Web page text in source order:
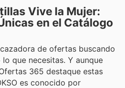
Vive la Mujer:
en el Catálogo
de ofertas buscando
que necesitas. Y aunque
365 destaque estas
es conocido por